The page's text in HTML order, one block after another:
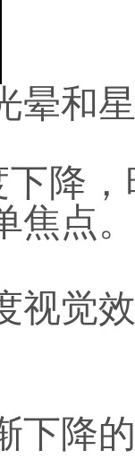
晕和
降
焦点。
视觉
下降